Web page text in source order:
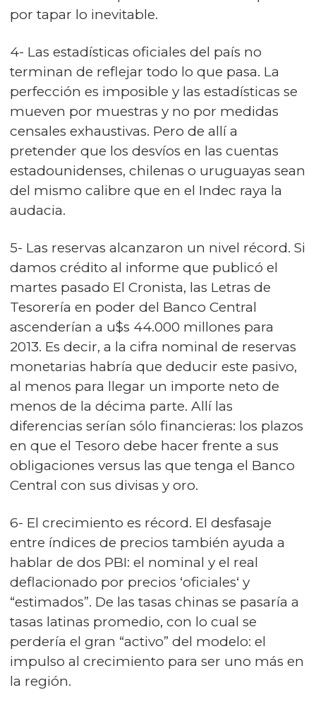
por tapar lo inevitable.
4- Las estadísticas oficiales del país no
terminan de reflejar todo lo que pasa. La
perfección es imposible y las estadísticas se
mueven por muestras y no por medidas
censales exhaustivas. Pero de allí a
pretender que los desvíos en las cuentas
estadounidenses, chilenas o uruguayas sean
del mismo calibre que en el Indec raya la
audacia.
5- Las reservas alcanzaron un nivel récord. Si
damos crédito al informe que publicó el
martes pasado El Cronista, las Letras de
Tesorería en poder del Banco Central
ascenderían a u$s 44.000 millones para
2013. Es decir, a la cifra nominal de reservas
monetarias habría que deducir este pasivo,
al menos para llegar un importe neto de
menos de la décima parte. Allí las
diferencias serían sólo financieras: los plazos
en que el Tesoro debe hacer frente a sus
obligaciones versus las que tenga el Banco
Central con sus divisas y oro.
6- El crecimiento es récord. El desfasaje
entre índices de precios también ayuda a
hablar de dos PBI: el nominal y el real
deflacionado por precios ‘oficiales‘ y
“estimados”. De las tasas chinas se pasaría a
tasas latinas promedio, con lo cual se
perdería el gran “activo” del modelo: el
impulso al crecimiento para ser uno más en
la región.